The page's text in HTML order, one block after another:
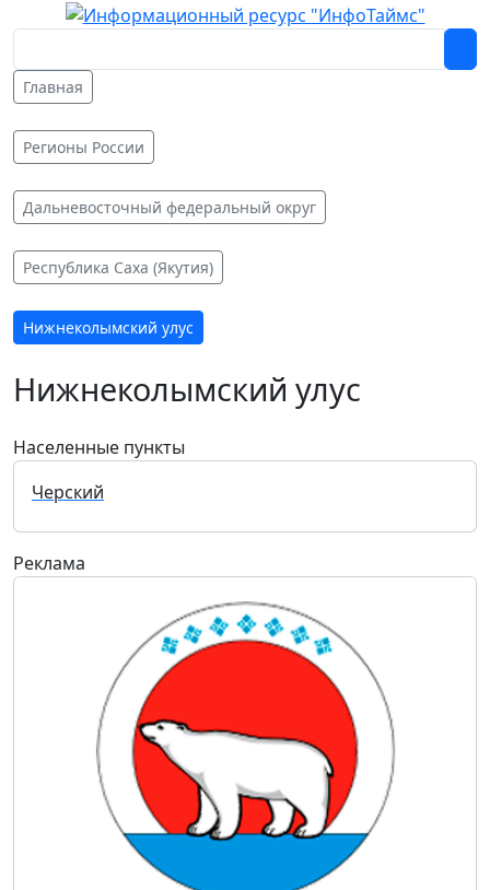
Главная
Регионы России
Дальневосточный федеральный округ
Республика Саха (Якутия)
Нижнеколымский улус
Нижнеколымский улус
Населенные пункты
Черский
Реклама